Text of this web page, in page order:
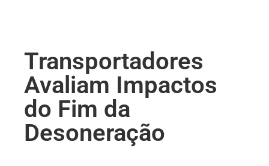
Transportadores
Avaliam Impactos
do Fim da
Desoneração